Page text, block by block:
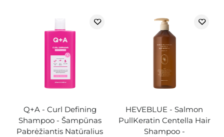
Q+A - Curl Defining
Shampoo - Šampūnas
Pabrėžiantis Natūralius
HEVEBLUE - Salmon
PullKeratin Centella Hair
Shampoo -